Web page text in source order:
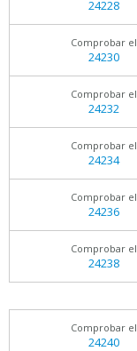
24228
Comprobar el
24230
Comprobar el
24232
Comprobar el
24234
Comprobar el
24236
Comprobar el
24238
Comprobar el
24240